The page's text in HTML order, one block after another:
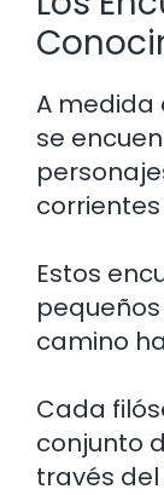
A medida
se
Estos
camino
Cada
conjunto
través